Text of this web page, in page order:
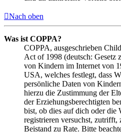
Nach oben
Was ist COPPA?
COPPA, ausgeschrieben
Act of 1998 (deutsch: Gesetz
von Kindern im Internet von
USA, welches festlegt, dass
persönliche Daten von
hierzu die Zustimmung der
der Erziehungsberechtigten
bist, ob dies auf dich oder die
registrieren versuchst, zutrifft,
Beistand zu Rate. Bitte